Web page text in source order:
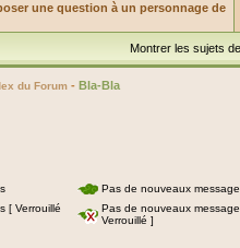
une question à un personnage de
Montrer les sujets
du Forum - Bla-Bla
Pas de nouveaux
[ Verrouillé
Pas de nouveaux
Verrouillé ]